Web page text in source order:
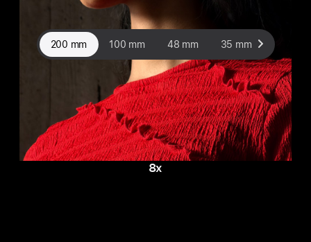
200 mm 100 mm 48 mm 35 mm 28 mm
8x